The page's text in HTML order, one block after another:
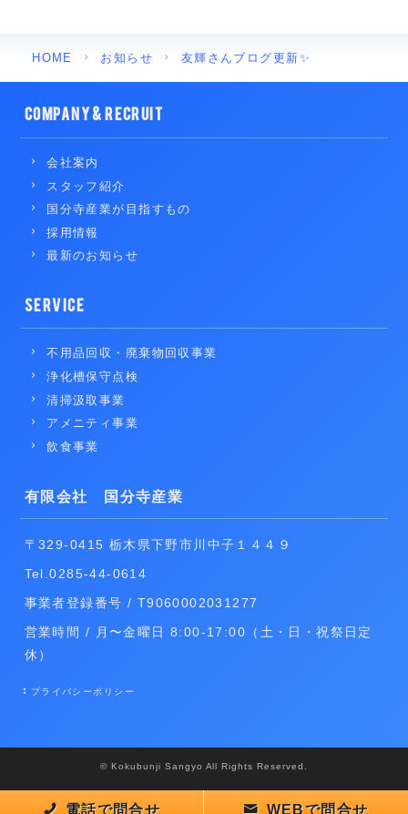
HOME お知らせ 友輝さんブログ更新✨
COMPANY & RECRUIT
会社案内
スタッフ紹介
国分寺産業が目指すもの
採用情報
最新のお知らせ
SERVICE
不用品回収・廃棄物回収事業
浄化槽保守点検
清掃汲取事業
アメニティ事業
飲食事業
有限会社 国分寺産業
〒329-0415 栃木県下野市川中子１４４９
Tel.0285-44-0614
事業者登録番号 / T9060002031277
営業時間 / 月〜金曜日 8:00-17:00（土・日・祝祭日定
休）
電話で問合せ WEBで問合せ
プライバシーポリシー
© Kokubunji Sangyo All Rights Reserved.